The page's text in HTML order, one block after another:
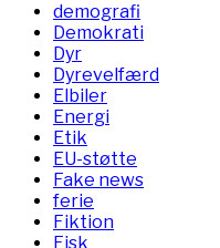
demografi
Demokrati
Dyr
Dyrevelfærd
Elbiler
Energi
Etik
EU-støtte
Fake news
ferie
Fiktion
Fisk